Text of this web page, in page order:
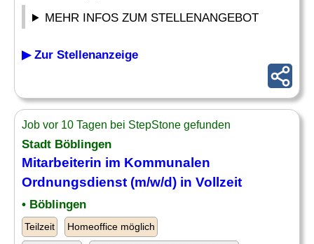
MEHR INFOS ZUM STELLENANGEBOT
▶ Zur Stellenanzeige
Job vor 10 Tagen bei StepStone gefunden
Stadt Böblingen
Mitarbeiterin im Kommunalen
Ordnungsdienst (m/w/d) in Vollzeit
• Böblingen
Teilzeit Homeoffice möglich